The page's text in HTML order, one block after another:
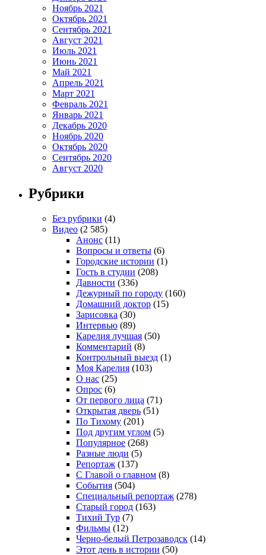
Ноябрь 2021
Октябрь 2021
Сентябрь 2021
Август 2021
Июль 2021
Июнь 2021
Май 2021
Апрель 2021
Март 2021
Февраль 2021
Январь 2021
Декабрь 2020
Ноябрь 2020
Октябрь 2020
Сентябрь 2020
Август 2020
Рубрики
Без рубрики (4)
Видео (2 585)
Анонс (11)
Вопросы и ответы (6)
Городские истории (1)
Гость в студии (208)
Давности (336)
Дежурный по городу (160)
Домашний доктор (15)
Зарисовка (30)
Интервью (89)
Карелия лучшая (50)
Комментарий (8)
Контрольный выезд (1)
Моя Карелия (103)
О нас (25)
Опрос (6)
От первого лица (71)
Открытая дверь (51)
По Тихому (201)
Под другим углом (5)
Популярное (268)
Разные люди (5)
Репортаж (137)
С Главой о главном (8)
События (504)
Специальный репортаж (278)
Старый город (163)
Тихий Тур (7)
Фильмы (12)
Черно-белый Петрозаводск (14)
Этот день в истории (50)